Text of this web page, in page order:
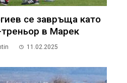
се завръща като
в Марек
11.02.2025